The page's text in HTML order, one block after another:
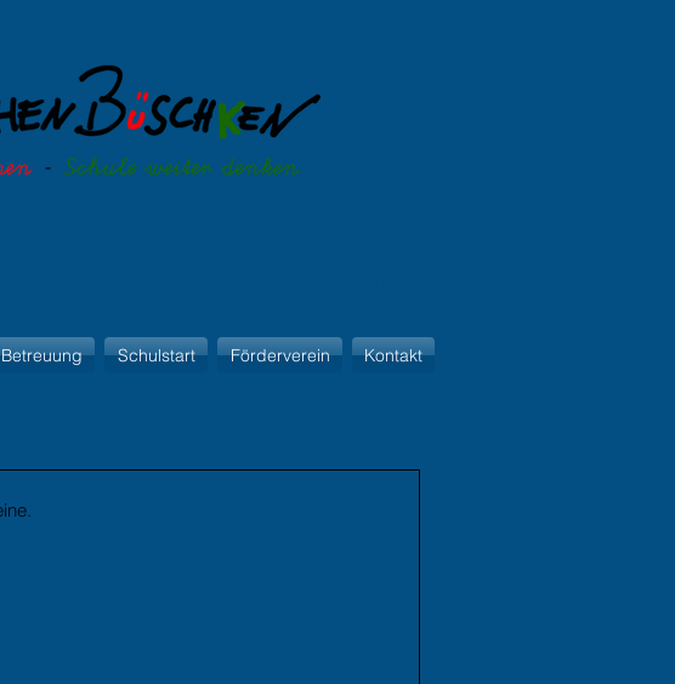
Schulstart Förderverein Kontakt